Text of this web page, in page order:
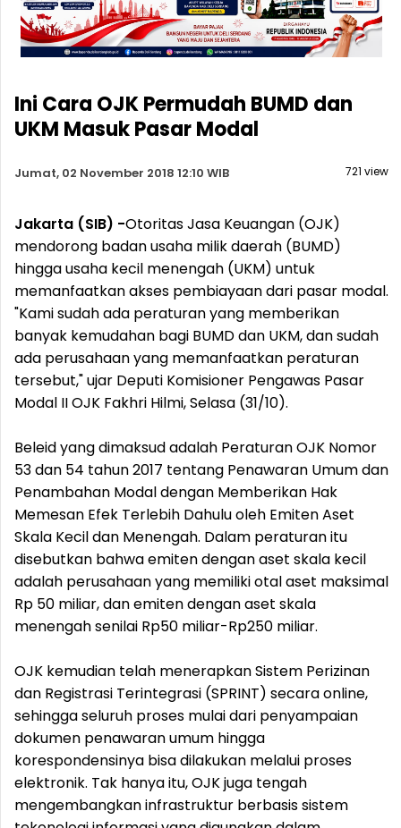
Ini Cara OJK Permudah BUMD dan
UKM Masuk Pasar Modal
Jumat, 02 November 2018 12:10 WIB 721 view
Jakarta (SIB) -Otoritas Jasa Keuangan (OJK)
mendorong badan usaha milik daerah (BUMD)
hingga usaha kecil menengah (UKM) untuk
memanfaatkan akses pembiayaan dari pasar modal.
"Kami sudah ada peraturan yang memberikan
banyak kemudahan bagi BUMD dan UKM, dan sudah
ada perusahaan yang memanfaatkan peraturan
tersebut," ujar Deputi Komisioner Pengawas Pasar
Modal II OJK Fakhri Hilmi, Selasa (31/10).
Beleid yang dimaksud adalah Peraturan OJK Nomor
53 dan 54 tahun 2017 tentang Penawaran Umum dan
Penambahan Modal dengan Memberikan Hak
Memesan Efek Terlebih Dahulu oleh Emiten Aset
Skala Kecil dan Menengah. Dalam peraturan itu
disebutkan bahwa emiten dengan aset skala kecil
adalah perusahaan yang memiliki otal aset maksimal
Rp 50 miliar, dan emiten dengan aset skala
menengah senilai Rp50 miliar-Rp250 miliar.
OJK kemudian telah menerapkan Sistem Perizinan
dan Registrasi Terintegrasi (SPRINT) secara online,
sehingga seluruh proses mulai dari penyampaian
dokumen penawaran umum hingga
korespondensinya bisa dilakukan melalui proses
elektronik. Tak hanya itu, OJK juga tengah
mengembangkan infrastruktur berbasis sistem